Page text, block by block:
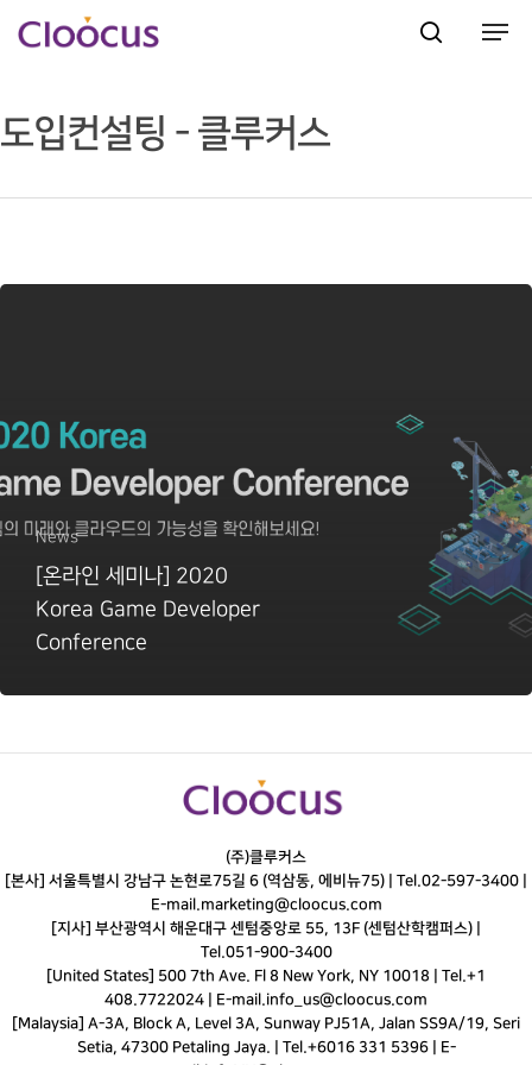
Hit enter to search or ESC to close
도입컨설팅 - 클루커스
News
[온라인 세미나] 2020
Korea Game Developer
Conference
(주)클루커스
[본사] 서울특별시 강남구 논현로75길 6 (역삼동, 에비뉴75) | Tel.02-597-3400
E-mail.marketing@cloocus.com
[지사] 부산광역시 해운대구 센텀중앙로 55, 13F (센텀산학캠퍼스) |
Tel.051-900-3400
[United States] 500 7th Ave. Fl 8 New York, NY 10018 | Tel.+1
408.7722024 | E-mail.info_us@cloocus.com
[Malaysia] A-3A, Block A, Level 3A, Sunway PJ51A, Jalan SS9A/19, Seri
Setia, 47300 Petaling Jaya. | Tel.+6016 331 5396 | E-